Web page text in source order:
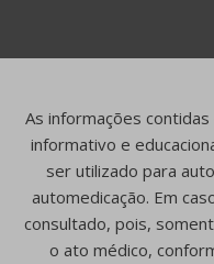
As informações
informativo e
ser utilizado para
automedicação. Em
consultado, pois,
o ato médico,